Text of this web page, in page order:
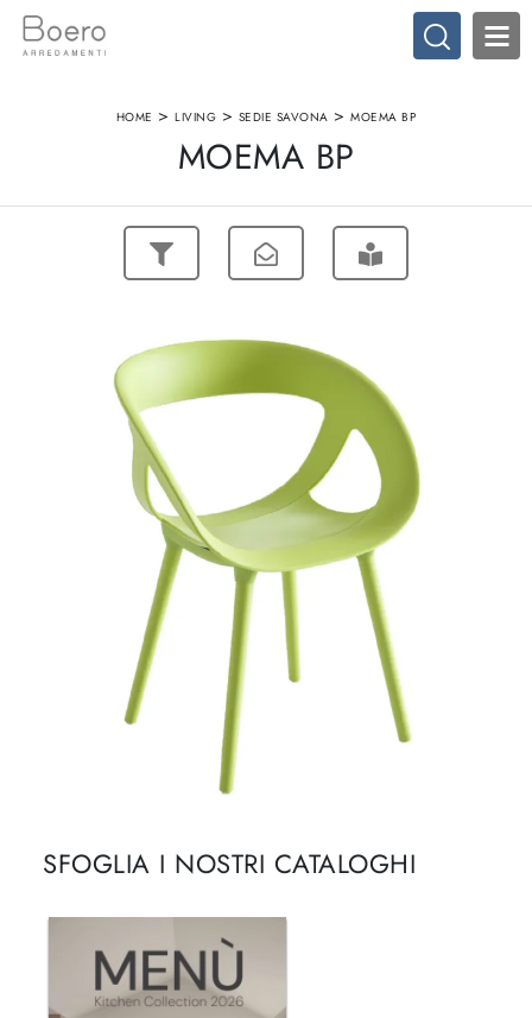
HOME >LIVING > SEDIE SAVONA >MOEMA BP
MOEMA BP
SFOGLIA I NOSTRI CATALOGHI